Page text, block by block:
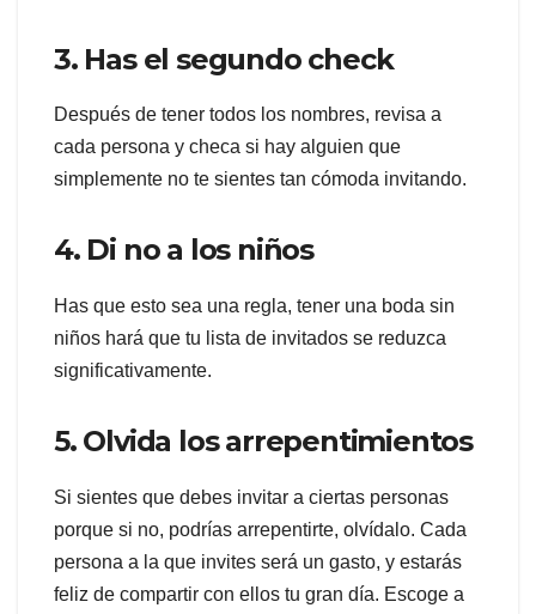
3. Has el segundo check
Después de tener todos los nombres, revisa a
cada persona y checa si hay alguien que
simplemente no te sientes tan cómoda invitando.
4. Di no a los niños
Has que esto sea una regla, tener una boda sin
niños hará que tu lista de invitados se reduzca
significativamente.
5. Olvida los arrepentimientos
Si sientes que debes invitar a ciertas personas
porque si no, podrías arrepentirte, olvídalo. Cada
persona a la que invites será un gasto, y estarás
feliz de compartir con ellos tu gran día. Escoge a